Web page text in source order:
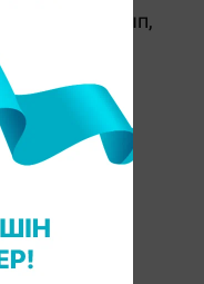
қойылып,